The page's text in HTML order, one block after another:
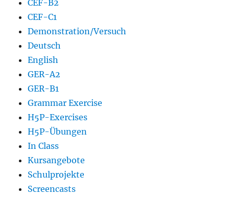
CEF-B2
CEF-C1
Demonstration/Versuch
Deutsch
English
GER-A2
GER-B1
Grammar Exercise
H5P-Exercises
H5P-Übungen
In Class
Kursangebote
Schulprojekte
Screencasts